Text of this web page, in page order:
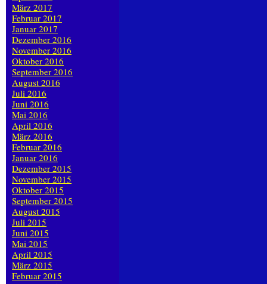
März 2017
Februar 2017
Januar 2017
Dezember 2016
November 2016
Oktober 2016
September 2016
August 2016
Juli 2016
Juni 2016
Mai 2016
April 2016
März 2016
Februar 2016
Januar 2016
Dezember 2015
November 2015
Oktober 2015
September 2015
August 2015
Juli 2015
Juni 2015
Mai 2015
April 2015
März 2015
Februar 2015